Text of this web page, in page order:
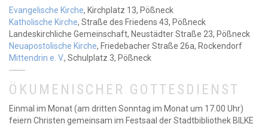
Evangelische Kirche, Kirchplatz 13, Pößneck
Katholische Kirche, Straße des Friedens 43, Pößneck
Landeskirchliche Gemeinschaft, Neustädter Straße 23, Pößneck
Neuapostolische Kirche, Friedebacher Straße 26a, Rockendorf
Mittendrin e. V., Schulplatz 3, Pößneck
ÖKUMENISCHER GOTTESDIENST
Einmal im Monat (am dritten Sonntag im Monat um 17.00 Uhr)
feiern Christen gemeinsam im Festsaal der Stadtbibliothek BILKE